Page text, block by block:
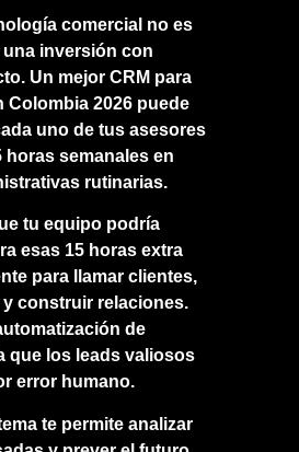
comercial no es
una inversión con
Un mejor CRM para
Colombia 2026 puede
uno de tus asesores
horas semanales en
rutinarias.
tu equipo podría
esas 15 horas extra
para llamar clientes,
construir relaciones.
de
que los leads valiosos
error humano.
te permite analizar